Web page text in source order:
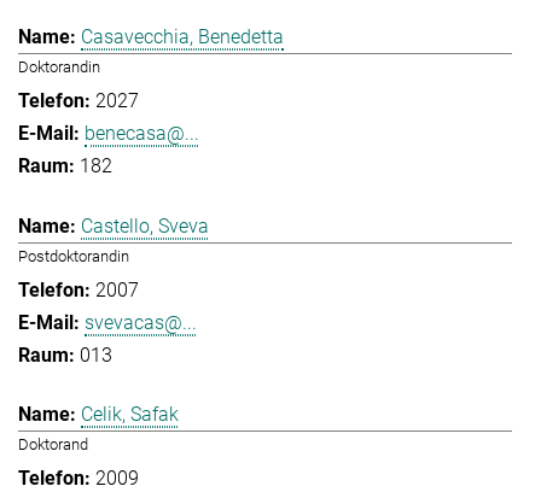
Casavecchia, Benedetta
Doktorandin
2027
benecasa@...
182
Castello, Sveva
Postdoktorandin
2007
svevacas@...
013
Celik, Safak
Doktorand
2009